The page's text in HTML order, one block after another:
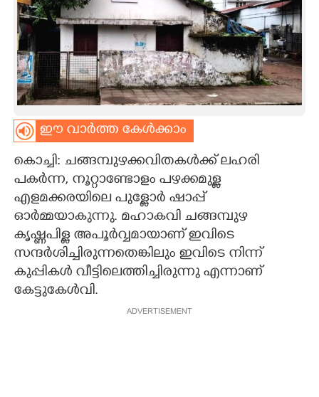
INFO+
ART
CARTOONS
LITERATURE
ZOOM
CONTACT US
ഈ വാർത്ത കേൾക്കാം
കൊച്ചി: ചങ്ങമ്പുഴക്കവിതകൾക്ക് ലഹരി
പകർന്ന, നൂറ്റാണ്ടോളം പഴക്കമുള്ള
എളമക്കരയിലെ പുള്ളോർ ഷാപ്പ്
ഓർമ്മയാകുന്നു. മഹാകവി ചങ്ങമ്പുഴ
കൃഷ്ണപിള്ള അപൂർവ്വമായാണ് ഇവിടെ
സന്ദർശിച്ചിരുന്നതെങ്കിലും ഇവിടെ നിന്ന്
കുപ്പികൾ വീട്ടിലെത്തിച്ചിരുന്നു എന്നാണ്
കേട്ടുകേൾവി.
ADVERTISEMENT